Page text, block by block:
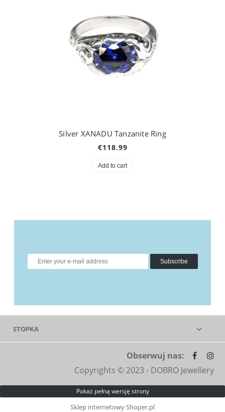
Silver XANADU Tanzanite Ring
€118.99
Add to cart
Subscribe
STOPKA
Obserwuj nas:
Copyrights © 2023 - DOBRO Jewellery
Pokaż pełną wersję strony
Sklep internetowy Shoper.pl